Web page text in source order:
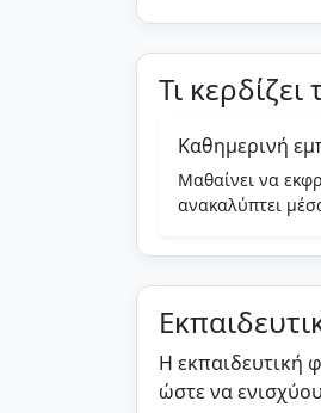
Ιδιωτικό
Ασφαλές πρώτο σχολικό
Τι
Καθημερινή
Μαθαίνει να
ανακαλύπτει
Η εκπαιδευτική
ώστε να